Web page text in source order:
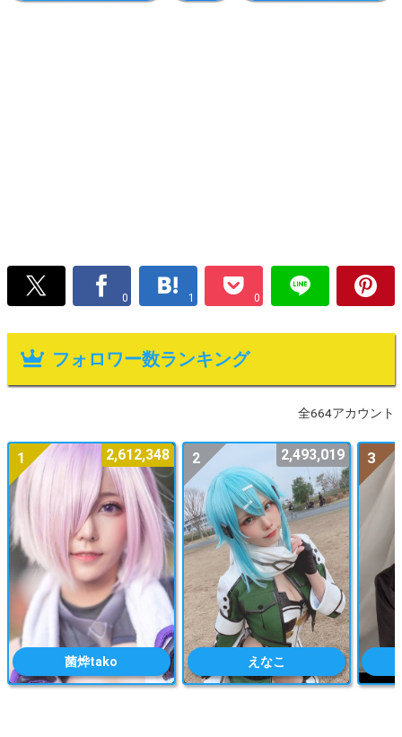
0 1 0
フォロワー数ランキング
全664アカウント
菌烨tako
1 2,612,348
えなこ
2 2,493,019 3